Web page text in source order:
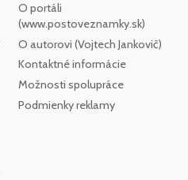
O portáli
(www.postoveznamky.sk)
O autorovi (Vojtech Jankovič)
Kontaktné informácie
Možnosti spolupráce
Podmienky reklamy